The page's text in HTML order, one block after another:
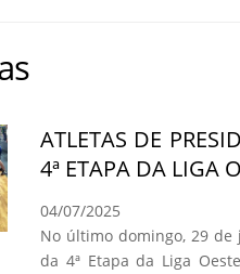
ATLETAS DE
4ª ETAPA DA LIGA
04/07/2025
No último domingo, 29 de
da 4ª Etapa da Liga